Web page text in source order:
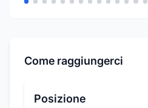
Come raggiungerci
Posizione